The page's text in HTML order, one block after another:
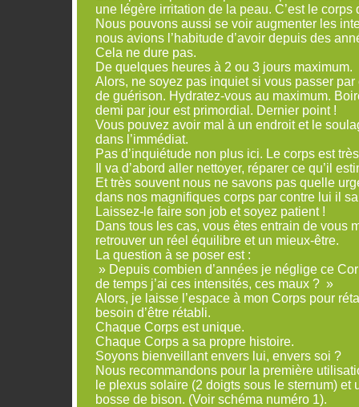
une légère irritation de la peau. C’est le corps
Nous pouvons aussi se voir augmenter les
nous avions l’habitude d’avoir depuis des
Cela ne dure pas.
De quelques heures à 2 ou 3 jours maximum.
Alors, ne soyez pas inquiet si vous passer
de guérison. Hydratez-vous au maximum.
demi par jour est primordial. Dernier point !
Vous pouvez avoir mal à un endroit et le
dans l’immédiat.
Pas d’inquiétude non plus ici. Le corps est
Il va d’abord aller nettoyer, réparer ce qu’il
Et très souvent nous ne savons pas quelle
dans nos magnifiques corps par contre lui il
Laissez-le faire son job et soyez patient !
Dans tous les cas, vous êtes entrain de vous
retrouver un réel équilibre et un mieux-être.
La question à se poser est :
» Depuis combien d’années je néglige ce
de temps j’ai ces intensités, ces maux ? »
Alors, je laisse l’espace à mon Corps pour
besoin d’être rétabli.
Chaque Corps est unique.
Chaque Corps a sa propre histoire.
Soyons bienveillant envers lui, envers soi ?
Nous recommandons pour la première
le plexus solaire (2 doigts sous le sternum) et
bosse de bison. (Voir schéma numéro 1).